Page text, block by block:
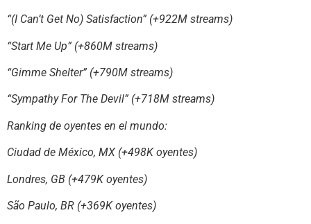
“(I Can’t Get No) Satisfaction” (+922M streams)
“Start Me Up” (+860M streams)
“Gimme Shelter” (+790M streams)
“Sympathy For The Devil” (+718M streams)
Ranking de oyentes en el mundo:
Ciudad de México, MX (+498K oyentes)
Londres, GB (+479K oyentes)
São Paulo, BR (+369K oyentes)